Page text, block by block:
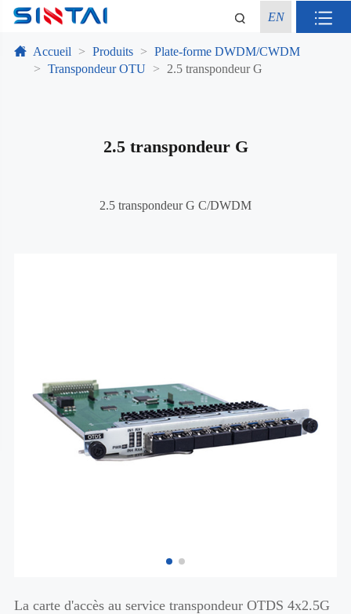
EN
Accueil Produits
Plate-forme DWDM/CWDM
Transpondeur OTU
2.5 transpondeur G
2.5 transpondeur G
2.5 transpondeur G C/DWDM
La carte d'accès au service transpondeur OTDS 4x2.5G